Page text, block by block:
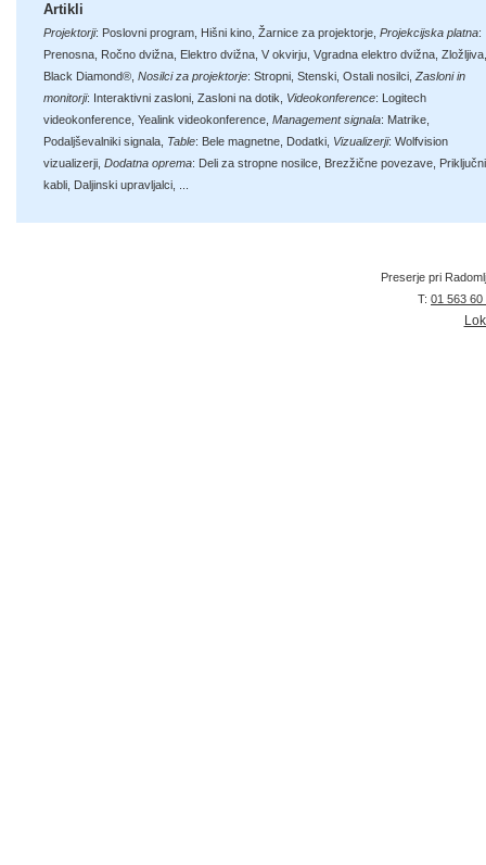
Artikli
Projektorji: Poslovni program Hišni kino Žarnice za projektorje Projekcijska platna:
Prenosna Ročno dvižna Elektro dvižna V okvirju Vgradna elektro dvižna Zložljiva
Black Diamond® Nosilci za projektorje: Stropni Stenski Ostali nosilci Zasloni in
monitorji: Interaktivni zasloni Zasloni na dotik Videokonference: Logitech
videokonference Yealink videokonference Management signala: Matrike
Podaljševalniki signala Table: Bele magnetne Dodatki Vizualizerji: Wolfvision
vizualizerji Dodatna oprema: Deli za stropne nosilce Brezžične povezave Priključni
kabli Daljinski upravljalci
Preserje pri
T: 01 563 60